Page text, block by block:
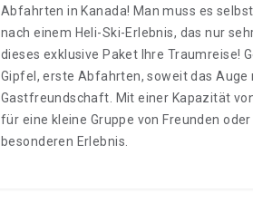
Abfahrten in Kanada! Man muss es
nach einem Heli-Ski-Erlebnis, das nur
dieses exklusive Paket Ihre Traumreise!
Gipfel, erste Abfahrten, soweit das
Gastfreundschaft. Mit einer Kapazität
für eine kleine Gruppe von Freunden
besonderen Erlebnis.